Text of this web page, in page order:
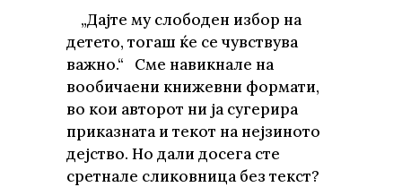
„Дајте му слободен избор на
детето, тогаш ќе се чувствува
важно.“ Сме навикнале на
вообичаени книжeвни формати,
во кои авторот ни ја сугерира
приказната и текот на нејзиното
дејство. Но дали досега сте
сретнале сликовница без текст?